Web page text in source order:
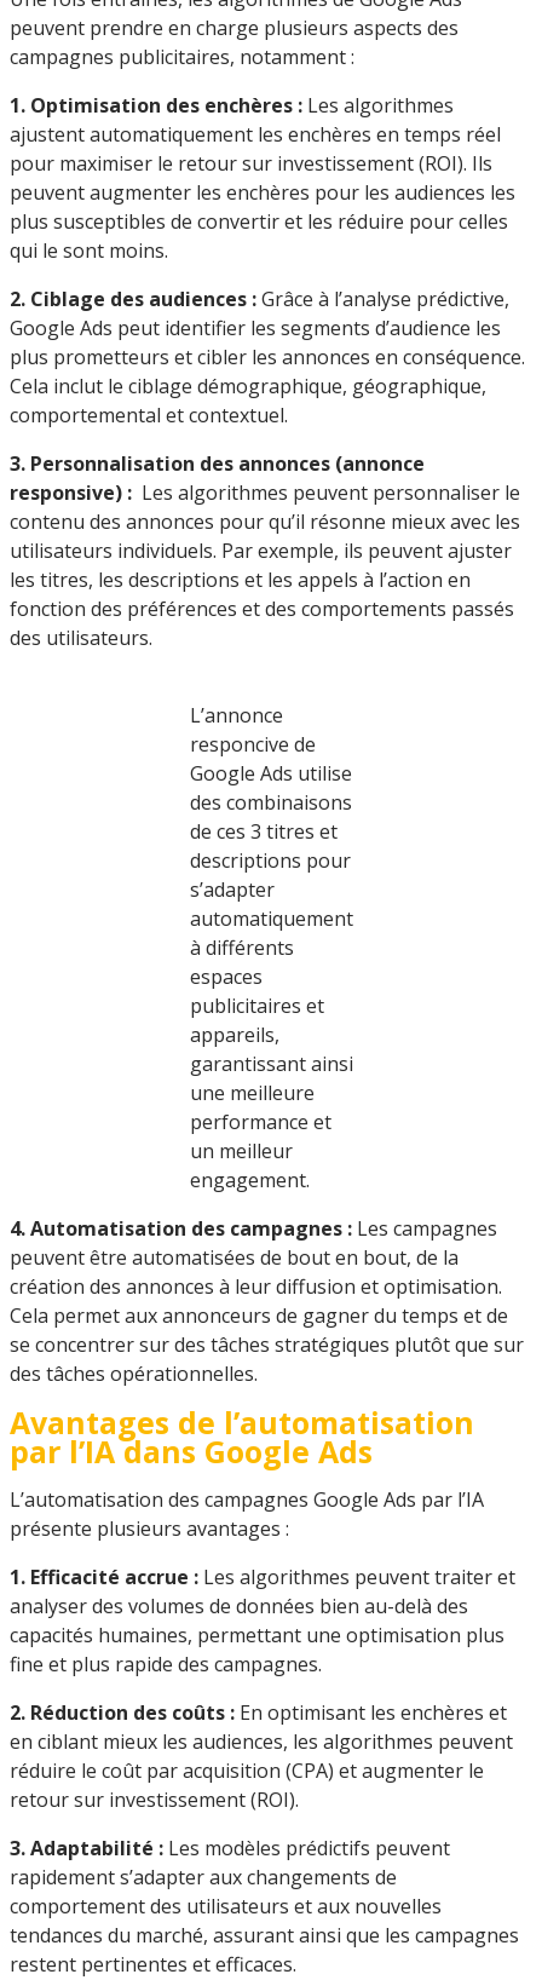
peuvent prendre en charge plusieurs aspects des
campagnes publicitaires, notamment :
1. Optimisation des enchères : Les algorithmes
ajustent automatiquement les enchères en temps réel
pour maximiser le retour sur investissement (ROI). Ils
peuvent augmenter les enchères pour les audiences les
plus susceptibles de convertir et les réduire pour celles
qui le sont moins.
2. Ciblage des audiences :Grâce à l’analyse prédictive,
Google Ads peut identifier les segments d’audience les
plus prometteurs et cibler les annonces en conséquence.
Cela inclut le ciblage démographique, géographique,
comportemental et contextuel.
3. Personnalisation des annonces (annonce
responsive) : Les algorithmes peuvent personnaliser le
contenu des annonces pour qu’il résonne mieux avec les
utilisateurs individuels. Par exemple, ils peuvent ajuster
les titres, les descriptions et les appels à l’action en
fonction des préférences et des comportements passés
des utilisateurs.
L’annonce
responcive de
Google Ads utilise
des combinaisons
de ces 3 titres et
descriptions pour
s’adapter
automatiquement
à différents
espaces
publicitaires et
appareils,
garantissant ainsi
une meilleure
performance et
un meilleur
engagement.
4. Automatisation des campagnes : Les campagnes
peuvent être automatisées de bout en bout, de la
création des annonces à leur diffusion et optimisation.
Cela permet aux annonceurs de gagner du temps et de
se concentrer sur des tâches stratégiques plutôt que sur
des tâches opérationnelles.
Avantages de l’automatisation
par l’IA dans Google Ads
L’automatisation des campagnes Google Ads par l’IA
présente plusieurs avantages :
1. Efficacité accrue : Les algorithmes peuvent traiter et
analyser des volumes de données bien au-delà des
capacités humaines, permettant une optimisation plus
fine et plus rapide des campagnes.
2. Réduction des coûts : En optimisant les enchères et
en ciblant mieux les audiences, les algorithmes peuvent
réduire le coût par acquisition (CPA) et augmenter le
retour sur investissement (ROI).
3. Adaptabilité : Les modèles prédictifs peuvent
rapidement s’adapter aux changements de
comportement des utilisateurs et aux nouvelles
tendances du marché, assurant ainsi que les campagnes
restent pertinentes et efficaces.